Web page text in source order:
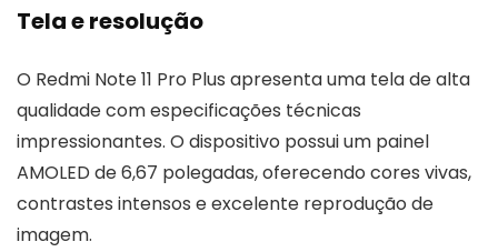
Tela e resolução
O Redmi Note 11 Pro Plus apresenta uma tela de alta
qualidade com especificações técnicas
impressionantes. O dispositivo possui um painel
AMOLED de 6,67 polegadas, oferecendo cores vivas,
contrastes intensos e excelente reprodução de
imagem.